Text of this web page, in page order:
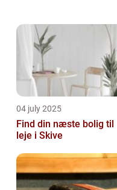
04 july 2025
Find din næste bolig til
leje i Skive